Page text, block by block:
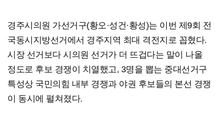
경주시의원 가선거구(황오·성건·황성)는 이번 제9회 전
국동시지방선거에서 경주지역 최대 격전지로 꼽혔다.
시장 선거보다 시의원 선거가 더 뜨겁다는 말이 나올
정도로 후보 경쟁이 치열했고, 3명을 뽑는 중대선거구
특성상 국민의힘 내부 경쟁과 야권 후보들의 본선 경쟁
이 동시에 펼쳐졌다.